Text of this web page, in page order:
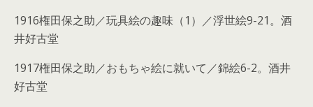
1916権田保之助／玩具絵の趣味（1）／浮世絵9-21。酒
井好古堂
1917権田保之助／おもちゃ絵に就いて／錦絵6-2。酒井
好古堂